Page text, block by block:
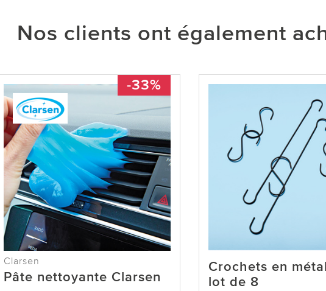
Nos clients ont également
-33%
Clarsen
Pâte nettoyante Clarsen
Crochets en
lot de 8